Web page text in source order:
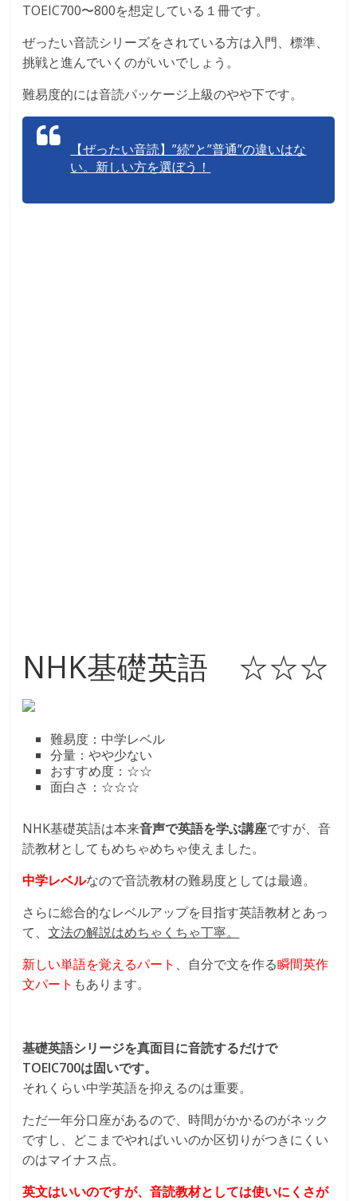
TOEIC700〜800を想定している１冊です。
ぜったい音読シリーズをされている方は入門、標準、
挑戦と進んでいくのがいいでしょう。
難易度的には音読パッケージ上級のやや下です。
【ぜったい音読】”続”と”普通”の違いはな
い。新しい方を選ぼう！
NHK基礎英語 ☆☆☆
難易度：中学レベル
分量：やや少ない
おすすめ度：☆☆
面白さ：☆☆☆
NHK基礎英語は本来音声で英語を学ぶ講座ですが、音
読教材としてもめちゃめちゃ使えました。
中学レベルなので音読教材の難易度としては最適。
さらに総合的なレベルアップを目指す英語教材とあっ
て、文法の解説はめちゃくちゃ丁寧。
新しい単語を覚えるパート 、自分で文を作る瞬間英作
文パート もあります。
基礎英語シリージを真面目に音読するだけで
TOEIC700は固いです。
それくらい中学英語を抑えるのは重要。
ただ一年分口座があるので、時間がかかるのがネック
ですし、どこまでやればいいのか区切りがつきにくい
のはマイナス点。
英文はいいのですが、音読教材としては使いにくさが